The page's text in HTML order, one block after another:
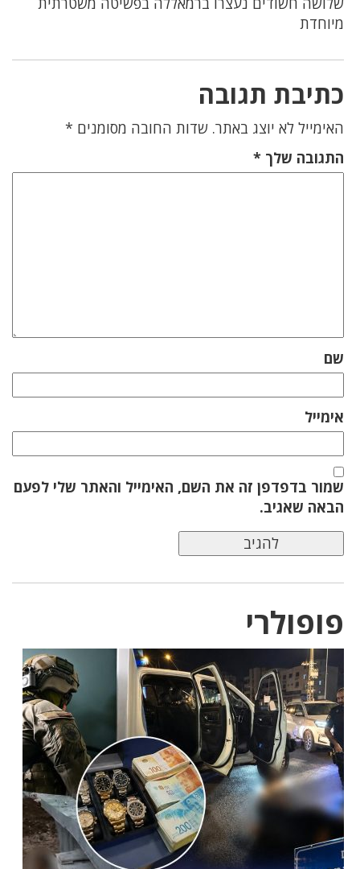
מיוחדת
כתיבת תגובה
האימייל לא יוצג באתר. שדות החובה מסומנים *
התגובה שלך *
שם
אימייל
שמור בדפדפן זה את השם, האימייל והאתר שלי לפעם
הבאה שאגיב.
פופולרי